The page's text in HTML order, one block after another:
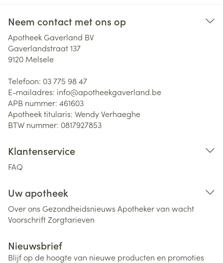
Neem contact met ons op
Apotheek Gaverland BV
Gaverlandstraat 137
9120 Melsele
Telefoon: 03 775 98 47
E-mailadres: info@apotheekgaverland.be
APB nummer: 461603
Apotheek titularis: Wendy Verhaeghe
BTW nummer: 0817927853
Klantenservice
FAQ
Uw apotheek
Over ons Gezondheidsnieuws Apotheker van wacht
VoorschriftZorgtarieven
Nieuwsbrief
Blijf op de hoogte van nieuwe producten en promoties